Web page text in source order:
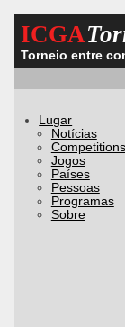
ICGA
Torneio entre
Lugar
Notícias
Competitions
Jogos
Países
Pessoas
Programas
Sobre